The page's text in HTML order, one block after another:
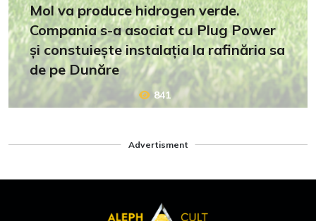
Mol va produce hidrogen verde.
Compania s-a asociat cu Plug Power
și constuiește instalația la rafinăria sa
de pe Dunăre
841
Advertisment